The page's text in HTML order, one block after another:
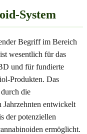
System
Begriff im Bereich
wesentlich für das
und für fundierte
Produkten. Das
die
Jahrzehnten entwickelt
der potenziellen
ermöglicht.